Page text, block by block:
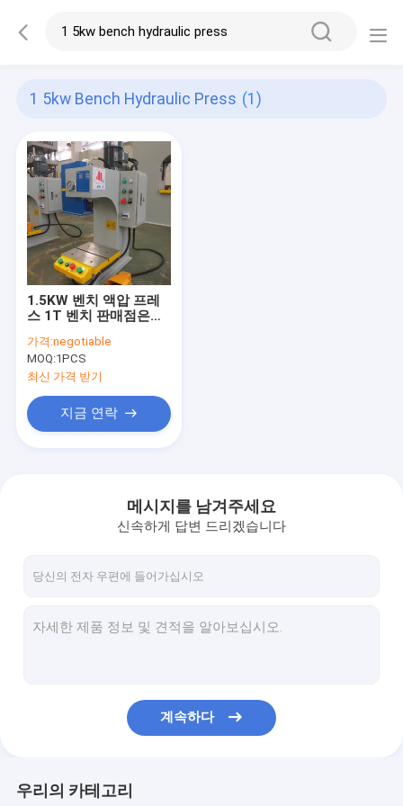
1 5kw Bench Hydraulic Press (1)
1.5KW 벤치 액압 프레
스 1T 벤치 판매점은
에게 압박을 가합니다
가격:negotiable
MOQ:1PCS
최신 가격 받기
지금 연락
메시지를 남겨주세요
신속하게 답변 드리겠습니다
계속하다
우리의 카테고리